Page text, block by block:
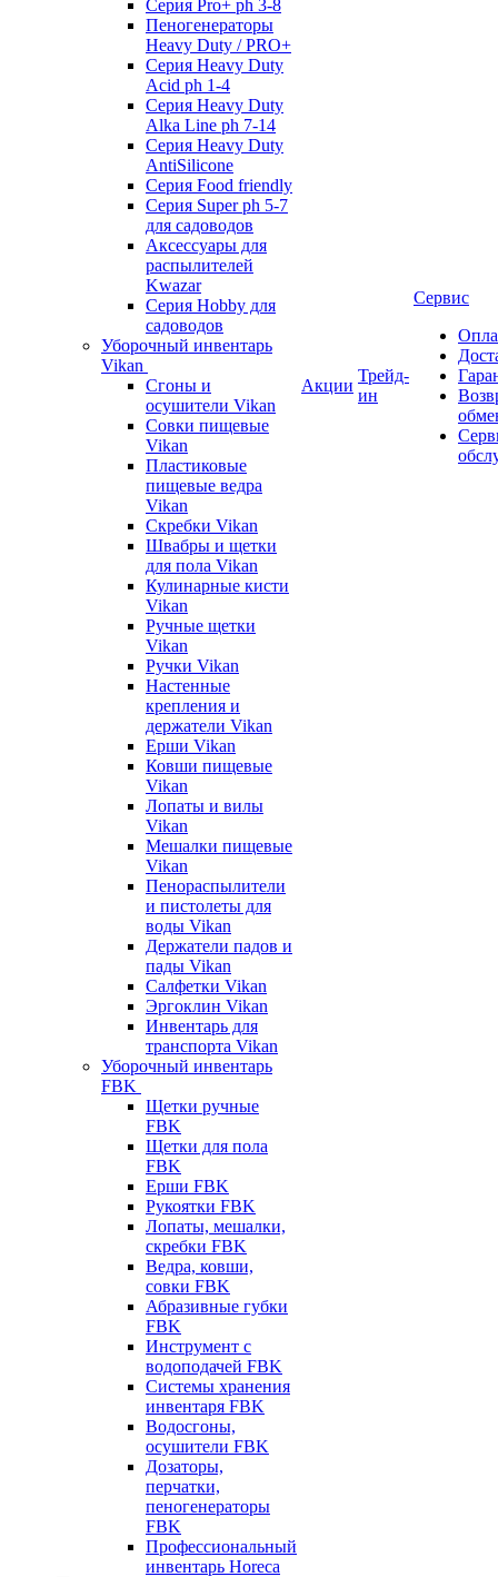
Серия Pro+ ph 3-8
Пеногенераторы
Heavy Duty / PRO+
Серия Heavy Duty
Acid ph 1-4
Серия Heavy Duty
Alka Line ph 7-14
Серия Heavy Duty
AntiSilicone
Серия Food friendly
Серия Super ph 5-7
для садоводов
Аксессуары для
распылителей
Kwazar
Серия Hobby для
садоводов
Уборочный инвентарь
Vikan
Сгоны и
осушители Vikan
Совки пищевые
Vikan
Пластиковые
пищевые ведра
Vikan
Скребки Vikan
Швабры и щетки
для пола Vikan
Кулинарные кисти
Vikan
Ручные щетки
Vikan
Ручки Vikan
Настенные
крепления и
держатели Vikan
Ерши Vikan
Ковши пищевые
Vikan
Лопаты и вилы
Vikan
Мешалки пищевые
Vikan
Пенораспылители
и пистолеты для
воды Vikan
Держатели падов и
пады Vikan
Салфетки Vikan
Эргоклин Vikan
Инвентарь для
транспорта Vikan
Уборочный инвентарь
FBK
Щетки ручные
FBK
Щетки для пола
FBK
Ерши FBK
Рукоятки FBK
Лопаты, мешалки,
скребки FBK
Ведра, ковши,
совки FBK
Абразивные губки
FBK
Инструмент с
водоподачей FBK
Системы хранения
инвентаря FBK
Водосгоны,
осушители FBK
Дозаторы,
перчатки,
пеногенераторы
FBK
Профессиональный
инвентарь Horeca
Акции
Трейд-
ин
Сервис